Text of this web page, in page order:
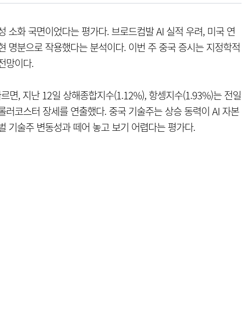
소화 국면이었다는 평가다. 브로드컴발 AI 실적 우려, 미국 연
명분으로 작용했다는 분석이다. 이번 주 중국 증시는 지정학적
망이다.
면, 지난 12일 상해종합지수(1.12%), 항셍지수(1.93%)는 전일
러코스터 장세를 연출했다. 중국 기술주는 상승 동력이 AI 자본
기술주 변동성과 떼어 놓고 보기 어렵다는 평가다.